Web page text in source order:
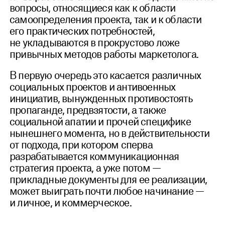
вопросы, относящиеся как к области
самоопределения проекта, так и к области
его практических потребностей,
не укладываются в прокрустово ложе
привычных методов работы маркетолога.
В первую очередь это касается различных
социальных проектов и антивоенных
инициатив, вынужденных противостоять
пропаганде, предвзятости, а также
социальной апатии и прочей специфике
нынешнего момента, но в действительности
от подхода, при котором сперва
разрабатывается коммуникационная
стратегия проекта, а уже потом —
прикладные документы для ее реализации,
может выиграть почти любое начинание —
и личное, и коммерческое.